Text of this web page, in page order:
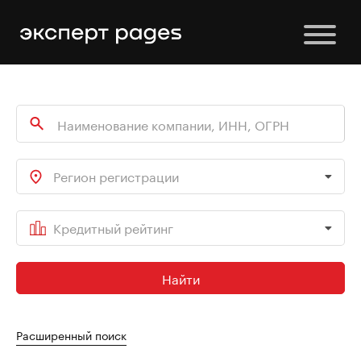
Регион регистрации
Кредитный рейтинг
Найти
Расширенный поиск